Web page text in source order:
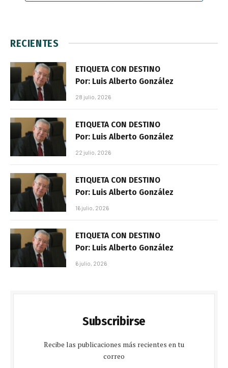
RECIENTES
ETIQUETA CON DESTINO
Por: Luis Alberto González
28 julio, 2026
ETIQUETA CON DESTINO
Por: Luis Alberto González
22 julio, 2026
ETIQUETA CON DESTINO
Por: Luis Alberto González
16 julio, 2026
ETIQUETA CON DESTINO
Por: Luis Alberto González
6 julio, 2026
Subscribirse
Recibe las publicaciones más recientes en tu
correo